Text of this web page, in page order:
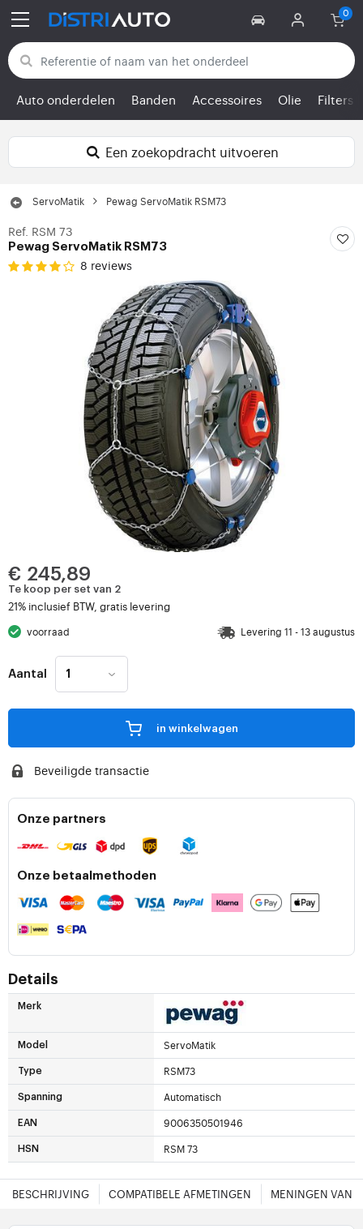
Terug naar categorieën
Auto onderdelen Banden Accessoires Olie Filters
Een zoekopdracht uitvoeren
ServoMatik Pewag ServoMatik RSM73
Ref. RSM 73
Pewag ServoMatik RSM73
8 reviews
€ 245,89
Te koop per set van 2
21% inclusief BTW, gratis levering
voorraad Levering 11 - 13 augustus
Aantal
in winkelwagen
Beveiligde transactie
Onze partners
Onze betaalmethoden
Details
Merk
Model ServoMatik
Type RSM73
Spanning Automatisch
EAN 9006350501946
HSN RSM 73
BESCHRIJVING COMPATIBELE AFMETINGEN MENINGEN VAN